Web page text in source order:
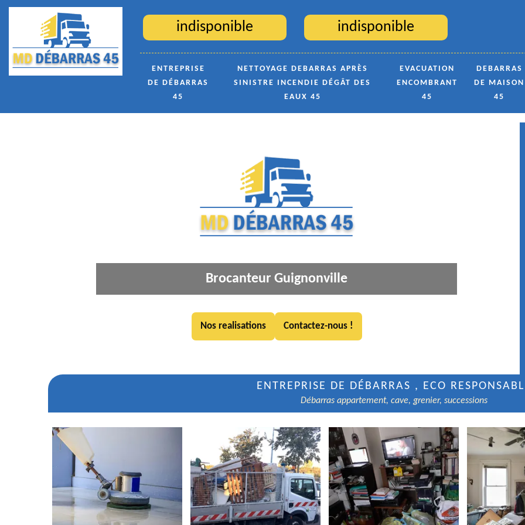
indisponible indisponible
ENTREPRISE
DE DÉBARRAS
45
NETTOYAGE DEBARRAS APRÈS
SINISTRE INCENDIE DÉGÂT DES
EAUX 45
EVACUATION
ENCOMBRANT
45
DEBARRAS
DE MAISON
45
Brocanteur Guignonville
Nos realisations Contactez-nous !
ENTREPRISE DE DÉBARRAS , ECO
Débarras appartement, cave, grenier, successions